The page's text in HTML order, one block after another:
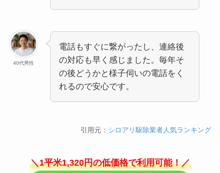
40代男性
電話もすぐに繋がったし、連絡後
の対応も早く感じました。毎年そ
の後どうかと様子伺いの電話をく
れるので安心です。
引用元： シロアリ駆除業者人気ランキング
＼1平米1,320円の低価格で利用可能！／